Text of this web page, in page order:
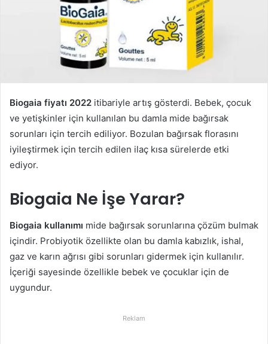
Biogaia fiyatı 2022 itibariyle artış gösterdi. Bebek, çocuk
ve yetişkinler için kullanılan bu damla mide bağırsak
sorunları için tercih ediliyor. Bozulan bağırsak florasını
iyileştirmek için tercih edilen ilaç kısa sürelerde etki
ediyor.
Biogaia Ne İşe Yarar?
Biogaia kullanımı mide bağırsak sorunlarına çözüm bulmak
içindir. Probiyotik özellikte olan bu damla kabızlık, ishal,
gaz ve karın ağrısı gibi sorunları gidermek için kullanılır.
İçeriği sayesinde özellikle bebek ve çocuklar için de
uygundur.
Reklam